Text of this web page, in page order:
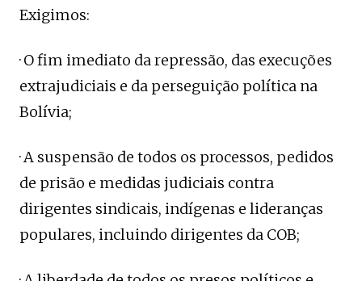
Exigimos:
· O fim imediato da repressão, das execuções
extrajudiciais e da perseguição política na
Bolívia;
· A suspensão de todos os processos, pedidos
de prisão e medidas judiciais contra
dirigentes sindicais, indígenas e lideranças
populares, incluindo dirigentes da COB;